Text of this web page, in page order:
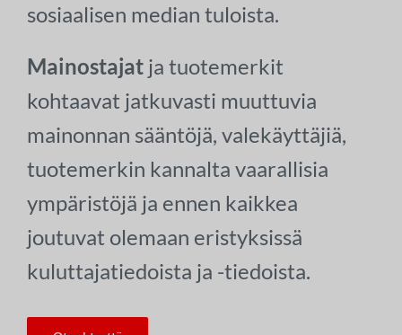
sosiaalisen median tuloista.
Mainostajat ja tuotemerkit
kohtaavat jatkuvasti muuttuvia
mainonnan sääntöjä, valekäyttäjiä,
tuotemerkin kannalta vaarallisia
ympäristöjä ja ennen kaikkea
joutuvat olemaan eristyksissä
kuluttajatiedoista ja -tiedoista.